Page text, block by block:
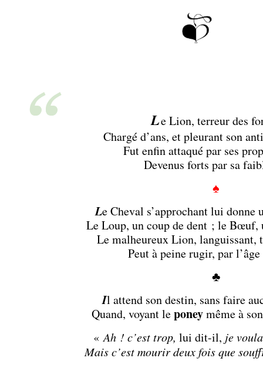
Le Lion, terreur des
Chargé d’ans, et pleurant son
Fut enfin attaqué par ses
Devenus forts par sa
♠
Le Cheval s’approchant lui donne
Le Loup, un coup de dent ; le Bœuf,
Le malheureux Lion, languissant,
Peut à peine rugir, par
♣
Il attend son destin, sans faire
Quand, voyant leponeymême à
«Ah ! c’est trop, lui dit-il, je
Mais c’est mourir deux fois que